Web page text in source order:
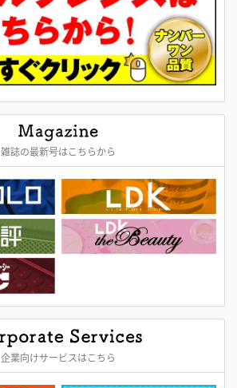
雑誌の最新号はこちらから
企業向けサービスはこちら